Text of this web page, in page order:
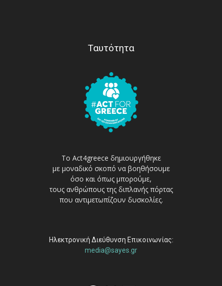
Ταυτότητα
Το Act4greece δημιουργήθηκε
με μοναδικό σκοπό να βοηθήσουμε
όσο και όπως μπορούμε,
τους ανθρώπους της διπλανής πόρτας
που αντιμετωπίζουν δυσκολίες.
Ηλεκτρονική Διεύθυνση Επικοινωνίας:
media@sayes.gr